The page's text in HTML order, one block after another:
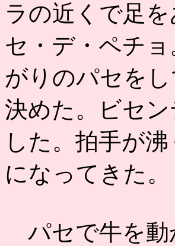
ラの近くで足
セ・デ・ペチ
がりのパセを
決めた。ビセ
した。拍手が
になってきた。
パセで牛を動